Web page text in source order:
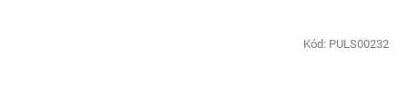
Kód: PULS00232